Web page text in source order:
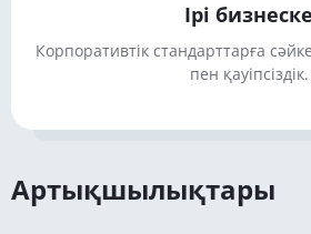
Ірі бизнеске
Корпоративтік стандарттарға
пен қауіпсіздік.
Артықшылықтары